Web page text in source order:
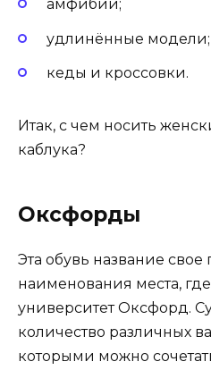
амфибии;
удлинённые модели;
кеды и кроссовки.
Итак, с чем носить
каблука?
Оксфорды
Эта обувь название свое
наименования места,
университет Оксфорд.
количество различных
которыми можно